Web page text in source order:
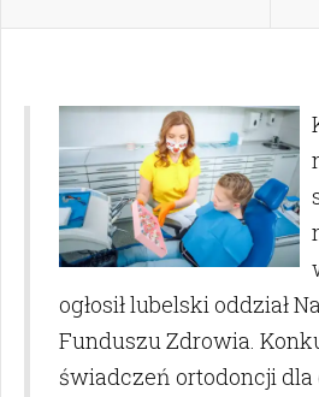
ogłosił lubelski oddział
Funduszu Zdrowia.
świadczeń ortodoncji